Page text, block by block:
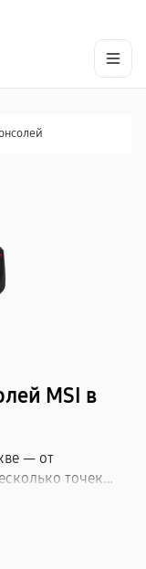
MSI в
— от
точек
до начала
Обслуживаем
плат,